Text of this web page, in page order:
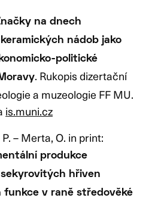
na dnech
nádob jako
politické
. Rukopis dizertační
a muzeologie FF MU.
is.muni.cz
– Merta, O. in print:
produkce
hřiven
funkce v raně středověké